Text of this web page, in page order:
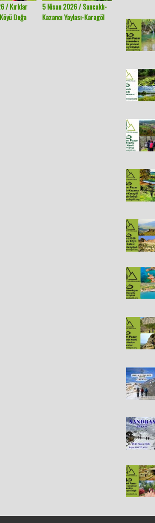
/ Kırklar
Doğa
5 Nisan 2026 / Sancaklı-
Kazancı Yaylası-Karagöl
29 Mart
Köyü-Keçi